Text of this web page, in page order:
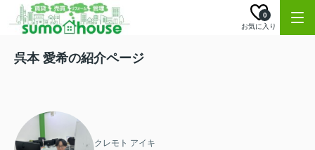
お気に入り
0
呉本 愛希の紹介ページ
クレモト アイキ